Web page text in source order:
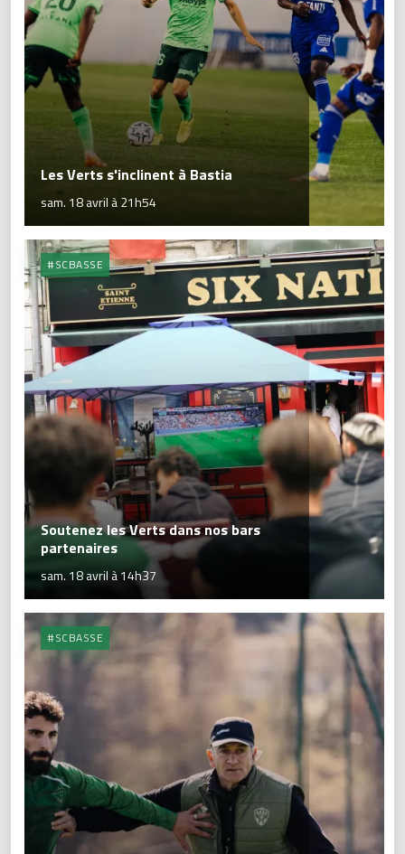
Les Verts s'inclinent à Bastia
sam. 18 avril à 21h54
#SCBASSE
Soutenez les Verts dans nos bars
partenaires
sam. 18 avril à 14h37
#SCBASSE